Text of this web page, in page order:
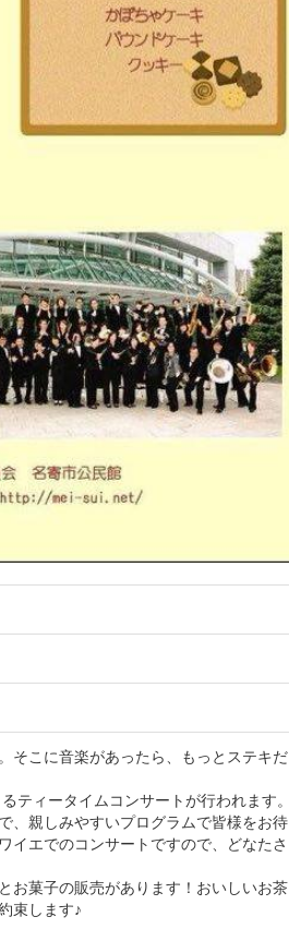
そこに音楽があったら、もっとステキだ
ティータイムコンサートが行われます。
、親しみやすいプログラムで皆様をお待
イエでのコンサートですので、どなたさ
お菓子の販売があります！おいしいお茶
束します♪